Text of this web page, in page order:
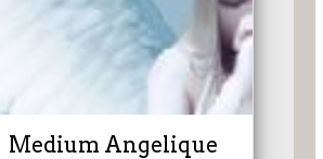
Medium Angelique